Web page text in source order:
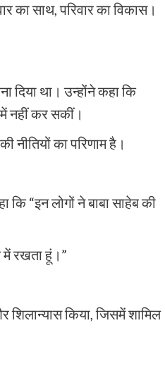
का साथ, परिवार का विकास।
दिया था। उन्होंने कहा कि
नहीं कर सकीं।
नीतियों का परिणाम है।
“इन लोगों ने बाबा साहेब की
में रखता हूं।”
किया, जिसमें शामिल